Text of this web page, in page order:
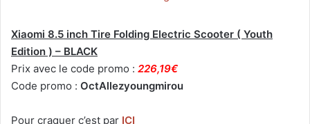
Xiaomi 8.5 inch Tire Folding Electric Scooter ( Youth
Edition ) – BLACK
Prix avec le code promo : 226,19€
Code promo : OctAllezyoungmirou
Pour craquer c’est par ICI